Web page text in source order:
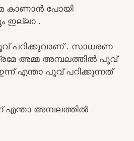
കാണാൻ പോയി
ഇല്ലാ .
പറിക്കുവാണ് . സാധരണ
അമ്മ അമ്പലത്തിൽ പൂവ്
എന്താ പൂവ് പറിക്കുന്നത്
എന്താ അമ്പലത്തിൽ